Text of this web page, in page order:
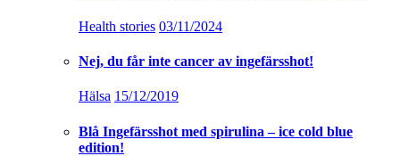
Health stories 03/11/2024
Nej, du får inte cancer av ingefärsshot!
Hälsa 15/12/2019
Blå Ingefärsshot med spirulina – ice cold blue
edition!